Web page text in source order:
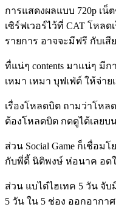
การแสดงผลแบบ 720p เน็
เซิร์ฟเวอร์ไว้ที่ CAT โหล
รายการ อาจจะมีฟรี กับเสี
ทื่แน่ๆ contents มาแน่ๆ มีก
เหมา เหมา บุฟเฟ่ต์ ให้จ่าย
เรื่องโหลดบิต ถามว่าโห
ต้องโหลดบิต กดดูได้เลยบ
ส่วน Social Game ก็เชื่อม
กับพี่ดี้ นิติพงษ์ ห่อนาค อดใ
ส่วน แบไต๋ไฮเทค 5 วัน จั
5 วัน ใน 5 ช่อง ออกอากา